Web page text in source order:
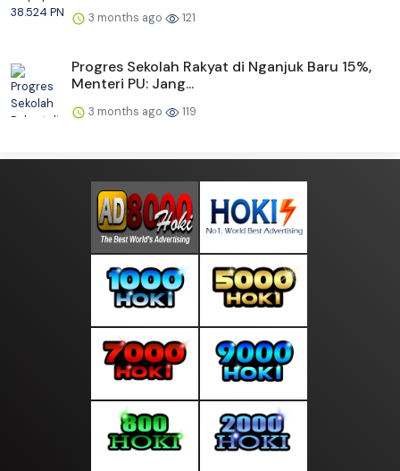
3 months ago 121
Progres Sekolah Rakyat di Nganjuk Baru 15%,
Menteri PU: Jang...
3 months ago 119